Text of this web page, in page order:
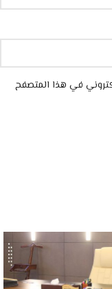
في هذا المتصفح